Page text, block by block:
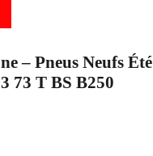
– Pneus Neufs Été
73 T BS B250